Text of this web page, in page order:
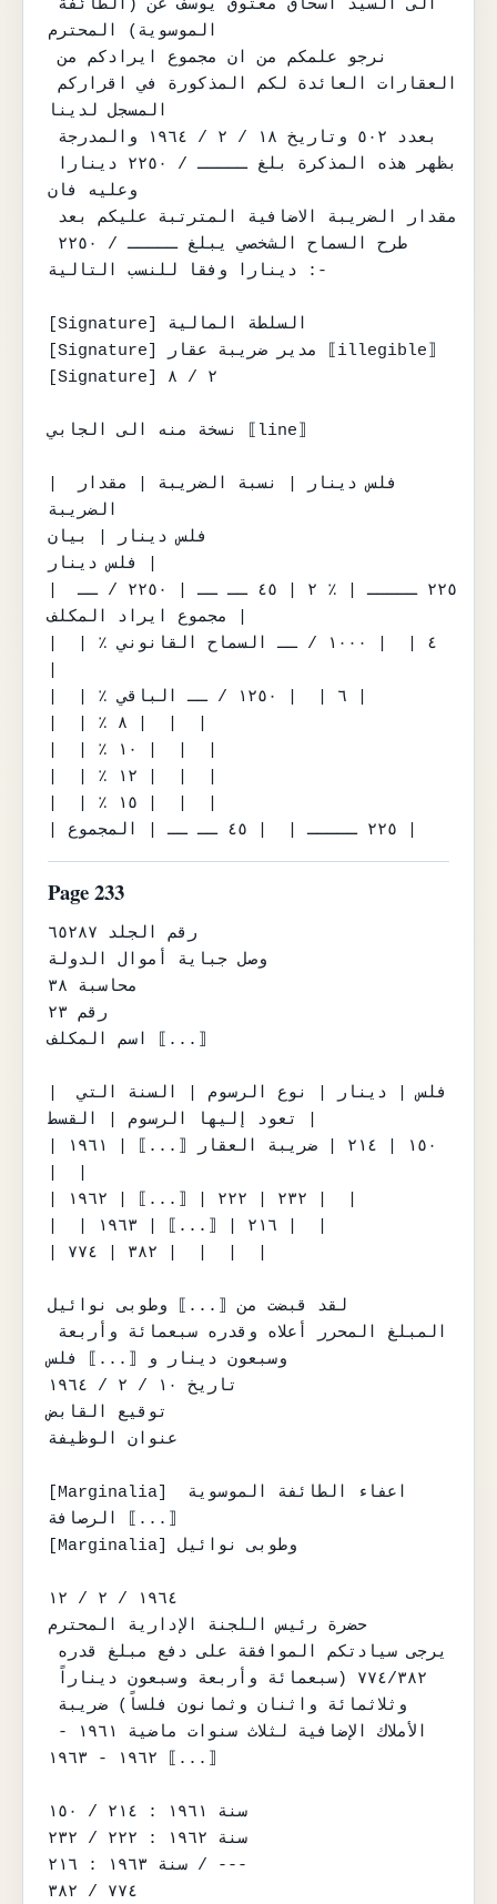
الموسوية) المحترم
نرجو علمكم من ان مجموع ايرادكم من
العقارات العائدة لكم المذكورة في اقراركم
المسجل لدينا
وعليه فان
دينارا وفقا للنسب التالية :-
[Signature] السلطة المالية
[Signature] مدير ضريبة عقار ⟦illegible⟧
[Signature] ٢ / ٨
نسخة منه الى الجابي ⟦line⟧
الضريبة
فلس دينار | بيان
فلس دينار |
مجموع ايراد المكلف |
|  | ٪ ٤ |  | ١٠٠٠ / ــ السماح القانوني
|  | ٪ ٦ |  | ١٢٥٠ / ــ الباقي |
|  | ٪ ٨ |  |  |
|  | ٪ ١٠ |  |  |
|  | ٪ ١٢ |  |  |
|  | ٪ ١٥ |  |  |
Page 233
رقم الجلد ٦٥٢٨٧
وصل جباية أموال الدولة
محاسبة ٣٨
رقم ٢٣
اسم المكلف ⟦...⟧
تعود إليها الرسوم | القسط |
لقد قبضت من ⟦...⟧ وطوبى نوائيل
وسبعون دينار و ⟦...⟧ فلس
تاريخ ١٠ / ٢ / ١٩٦٤
توقيع القابض
عنوان الوظيفة
[Marginalia] اعفاء الطائفة الموسوية
⟦...⟧ الرصافة
[Marginalia] وطوبى نوائيل
١٩٦٤ / ٢ / ١٢
حضرة رئيس اللجنة الإدارية المحترم
١٩٦٢ - ١٩٦٣ ⟦...⟧
سنة ١٩٦١ : ٢١٤ / ١٥٠
سنة ١٩٦٢ : ٢٢٢ / ٢٣٢
سنة ١٩٦٣ : ٢١٦ / ---
٧٧٤ / ٣٨٢